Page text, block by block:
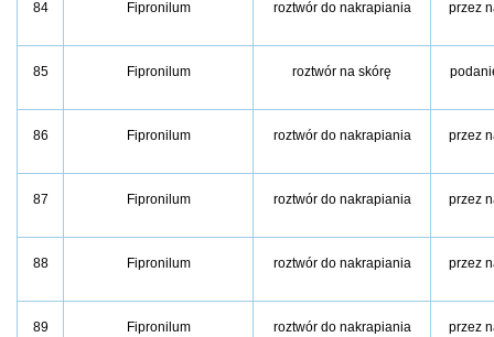
84 Fipronilum roztwór do nakrapiania przez
85 Fipronilum roztwór na skórę
86 Fipronilum roztwór do nakrapiania przez
87 Fipronilum roztwór do nakrapiania przez
88 Fipronilum roztwór do nakrapiania przez
89 Fipronilum roztwór do nakrapiania przez